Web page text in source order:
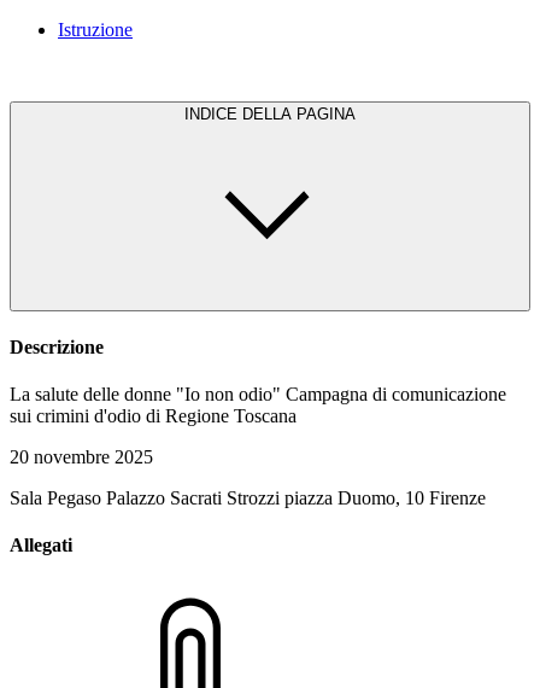
Istruzione
INDICE DELLA PAGINA
Descrizione
La salute delle donne "Io non odio" Campagna di comunicazione
sui crimini d'odio di Regione Toscana
20 novembre 2025
Sala Pegaso Palazzo Sacrati Strozzi piazza Duomo, 10 Firenze
Allegati